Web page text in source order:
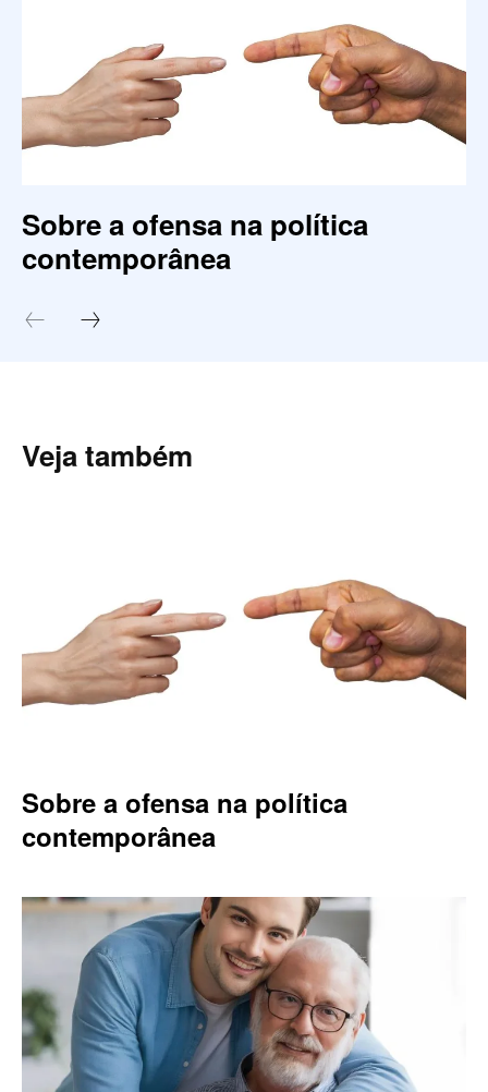
Sobre a ofensa na política
contemporânea
Veja também
Sobre a ofensa na política
contemporânea